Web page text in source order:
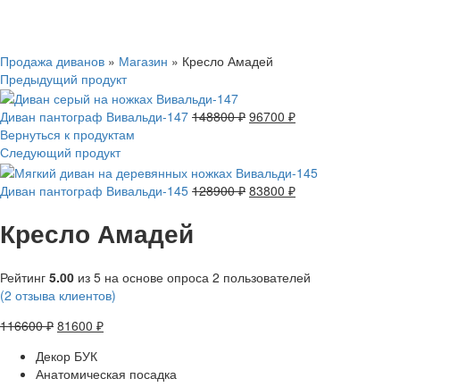
Продажа диванов » Магазин » Кресло Амадей
Предыдущий продукт
Диван пантограф Вивальди-147 148800₽ 96700 ₽
Вернуться к продуктам
Следующий продукт
Диван пантограф Вивальди-145 128900₽ 83800 ₽
Кресло Амадей
Рейтинг 5.00 из 5 на основе опроса 2 пользователей
(2 отзыва клиентов)
116600₽ 81600 ₽
Декор БУК
Анатомическая посадка